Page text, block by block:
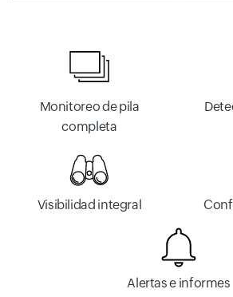
Monitoreo de pila
completa
Visibilidad integral
Alertas e informes